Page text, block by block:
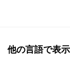
他の言語で表示